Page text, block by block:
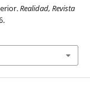
Realidad, Revista